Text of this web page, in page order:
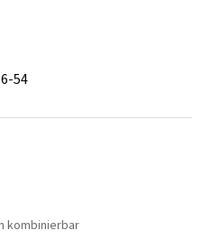
54
kombinierbar